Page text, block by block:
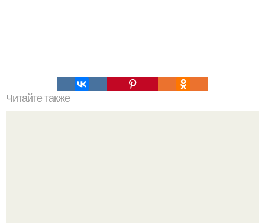
Читайте также